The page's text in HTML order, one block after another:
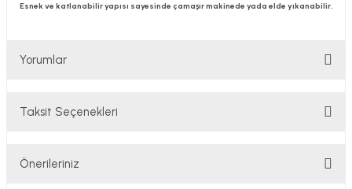
Esnek ve katlanabilir yapısı sayesinde çamaşır makinede yada elde yıkanabilir.
Yorumlar
Taksit Seçenekleri
Önerileriniz